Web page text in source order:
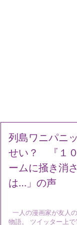
列島ワニパニ
せい？ 『１
ームに掻き消
は…」の声
一人の漫画家が友人
物語。 ツイッター上